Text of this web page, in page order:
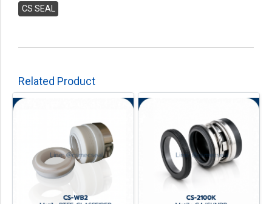
CS SEAL
Related Product